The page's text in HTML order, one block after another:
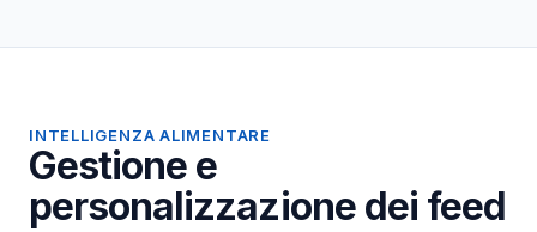
INTELLIGENZA ALIMENTARE
Gestione e
personalizzazione dei feed